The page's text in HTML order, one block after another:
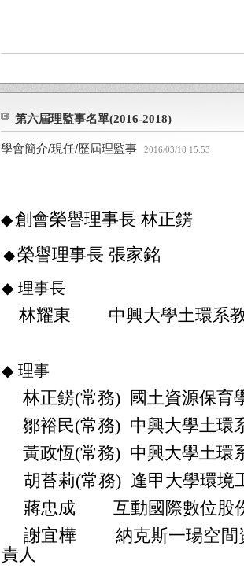
第六屆理監事名單(2016-2018)
學會簡介/現任/歷屆理監事 2016/03/18 15:53
◆創會榮譽理事長 林正錺
◆榮譽理事長 張家銘
◆ 理事長
林耀東 中興大學土環系
◆ 理事
林正錺(常務)
國土資源保育
鄒裕民(常務) 中興大學土環
黃政恆(常務) 中興大學土環
胡苔莉(常務) 逢甲大學環境
蔣忠成
互動國際數位股
謝宜樺
納克斯一瑒空
責人